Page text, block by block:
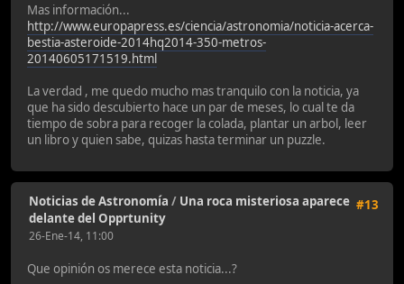
Mas información...
http://www.europapress.es/ciencia/astronomia/noticia-acerca-
bestia-asteroide-2014hq2014-350-metros-
20140605171519.html
La verdad , me quedo mucho mas tranquilo con la noticia, ya
que ha sido descubierto hace un par de meses, lo cual te da
tiempo de sobra para recoger la colada, plantar un arbol, leer
un libro y quien sabe, quizas hasta terminar un puzzle.
#13
Noticias de Astronomía / Una roca misteriosa aparece
delante del Opprtunity
26-Ene-14, 11:00
Que opinión os merece esta noticia...?